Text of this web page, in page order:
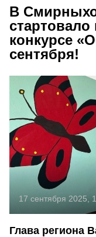
В
стартовало
конкурсе
сентября!
17 сентября 2025,
Глава региона